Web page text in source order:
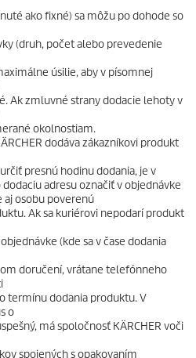
ako fixné) sa môžu po dohode so
(druh, počet alebo prevedenie
úsilie, aby v písomnej
Ak zmluvné strany dodacie lehoty v
okolnostiam.
dodáva zákazníkovi produkt
presnú hodinu dodania, je v
adresu označiť v objednávke
aj osobu poverenú
Ak sa kuriérovi nepodarí produkt
(kde sa v čase dodania
doručení, vrátane telefónneho
termínu dodania produktu. V
o
má spoločnosť KÄRCHER voči
spojených s opakovaním